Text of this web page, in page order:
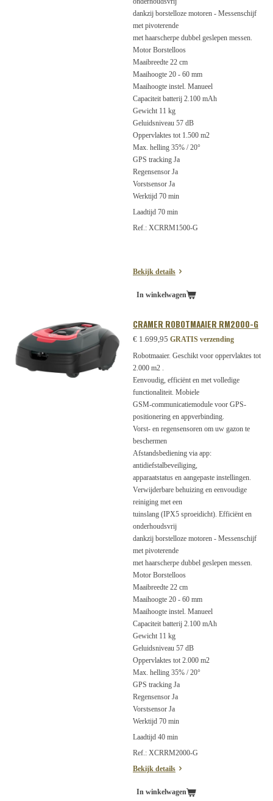
dankzij borstelloze motoren - Messenschijf
met pivoterende
met haarscherpe dubbel geslepen messen.
Motor Borstelloos
Maaibreedte 22 cm
Maaihoogte 20 - 60 mm
Maaihoogte instel. Manueel
Capaciteit batterij 2.100 mAh
Gewicht 11 kg
Geluidsniveau 57 dB
Oppervlaktes tot 1.500 m2
Max. helling 35% / 20°
GPS tracking Ja
Regensensor Ja
Vorstsensor Ja
Werktijd 70 min
Laadtijd 70 min
Ref.: XCRRM1500-G
Bekijk details
In winkelwagen
CRAMER ROBOTMAAIER RM2000-G
€ 1.699,95 GRATIS verzending
Robotmaaier. Geschikt voor oppervlaktes tot
2.000 m2 .
Eenvoudig, efficiënt en met volledige
functionaliteit. Mobiele
GSM-communicatiemodule voor GPS-
positionering en appverbinding.
Vorst- en regensensoren om uw gazon te
beschermen
Afstandsbediening via app:
antidiefstalbeveiliging,
apparaatstatus en aangepaste instellingen.
Verwijderbare behuizing en eenvoudige
reiniging met een
tuinslang (IPX5 sproeidicht). Efficiënt en
onderhoudsvrij
dankzij borstelloze motoren - Messenschijf
met pivoterende
met haarscherpe dubbel geslepen messen.
Motor Borstelloos
Maaibreedte 22 cm
Maaihoogte 20 - 60 mm
Maaihoogte instel. Manueel
Capaciteit batterij 2.100 mAh
Gewicht 11 kg
Geluidsniveau 57 dB
Oppervlaktes tot 2.000 m2
Max. helling 35% / 20°
GPS tracking Ja
Regensensor Ja
Vorstsensor Ja
Werktijd 70 min
Laadtijd 40 min
Ref.: XCRRM2000-G
Bekijk details
In winkelwagen